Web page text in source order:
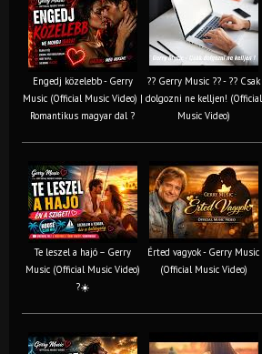
Engedj közelebb - Gerry
Music (Official Music Video) |
Romantikus magyar dal ?
?? Gerry Music ?? - ?? Csak
dolgozni ne kelljen! (Official
Music Video)
Te leszel a hajó – Gerry
Music (Official Music Video)
?☀️
Érted vagyok - Gerry Music
(Official Music Video)